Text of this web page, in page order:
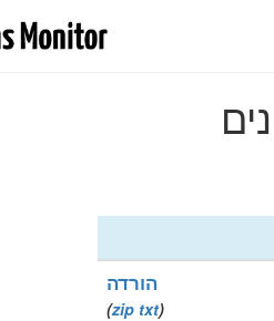
הורדה
(
zip txt
)